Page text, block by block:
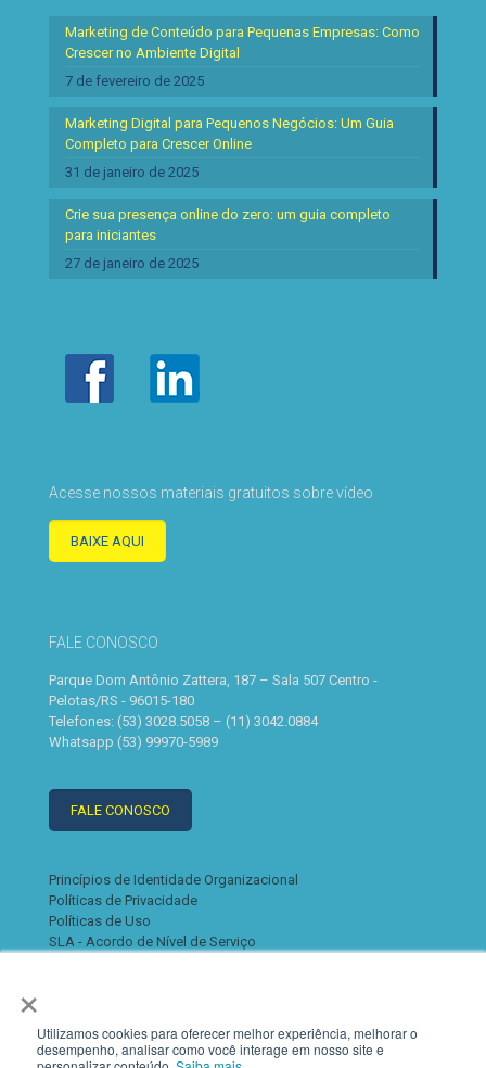
×
Utilizamos cookies para oferecer melhor experiência, melhorar o
desempenho, analisar como você interage em nosso site e
Marketing de Conteúdo para Pequenas Empresas: Como
Crescer no Ambiente Digital
7 de fevereiro de 2025
Marketing Digital para Pequenos Negócios: Um Guia
Completo para Crescer Online
31 de janeiro de 2025
Crie sua presença online do zero: um guia completo
para iniciantes
27 de janeiro de 2025
Acesse nossos materiais gratuitos sobre vídeo
BAIXE AQUI
FALE CONOSCO
Parque Dom Antônio Zattera, 187 – Sala 507 Centro -
Pelotas/RS - 96015-180
Telefones: (53) 3028.5058 – (11) 3042.0884
Whatsapp (53) 99970-5989
FALE CONOSCO
Princípios de Identidade Organizacional
Políticas de Privacidade
Políticas de Uso
SLA - Acordo de Nível de Serviço